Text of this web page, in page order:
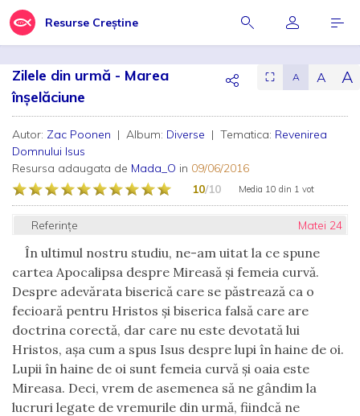
Resurse Creștine
Zilele din urmă - Marea
înșelăciune
⛶ A A A
Autor: Zac Poonen | Album: Diverse | Tematica: Revenirea
Domnului Isus
Resursa adaugata de Mada_O in 09/06/2016
10/10 Media 10 din 1 vot
Referințe Matei 24
În ultimul nostru studiu, ne-am uitat la ce spune
cartea Apocalipsa despre Mireasă şi femeia curvă.
Despre adevărata biserică care se păstrează ca o
fecioară pentru Hristos şi biserica falsă care are
doctrina corectă, dar care nu este devotată lui
Hristos, aşa cum a spus Isus despre lupi în haine de oi.
Lupii în haine de oi sunt femeia curvă şi oaia este
Mireasa. Deci, vrem de asemenea să ne gândim la
lucruri legate de vremurile din urmă, fiindcă ne